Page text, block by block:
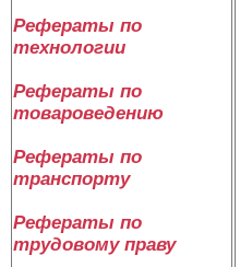
Рефераты по
технологии
Рефераты по
товароведению
Рефераты по
транспорту
Рефераты по
трудовому праву